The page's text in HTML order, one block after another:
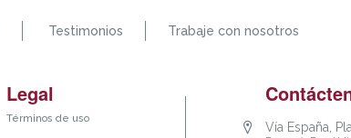
Testimonios Trabaje con nosotros
Legal
Términos de uso
Vía España,